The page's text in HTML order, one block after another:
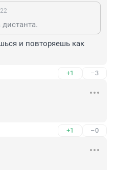
и повторяешь как
+1 –3
+1 –0